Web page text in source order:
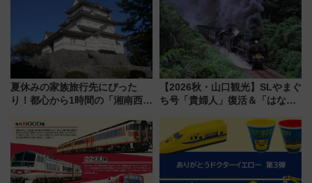
巡るなら使い勝手・コスパ抜群
夏休みの家族旅行先にぴった
り！都心から1時間の「湘南西エ
島とは異なる魅力を持つ今夏の
注目スポット
【2026秋・山口観光】SLやまぐ
ち号「貴婦人」復活＆「はなあ
注目観光列車まとめ きっぷの取
り方は？